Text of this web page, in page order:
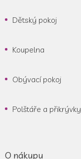
Dětský pokoj
Koupelna
Obývací pokoj
Polštáře a přikrývky
O nákupu